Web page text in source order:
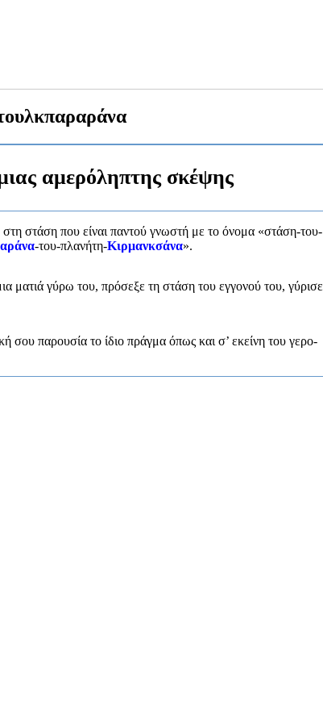
αμερόληπτης σκέψης
στάση που είναι παντού γνωστή με το όνομα «στάση-του-
-του-πλανήτη-Κιρμανκσάνα».
ματιά γύρω του, πρόσεξε τη στάση του εγγονού του, γύρισε
σου παρουσία το ίδιο πράγμα όπως και σ’ εκείνη του γερο-